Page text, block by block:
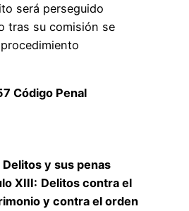
será perseguido
tras su comisión se
Código Penal
Delitos y sus penas
XIII: Delitos contra el
y contra el orden